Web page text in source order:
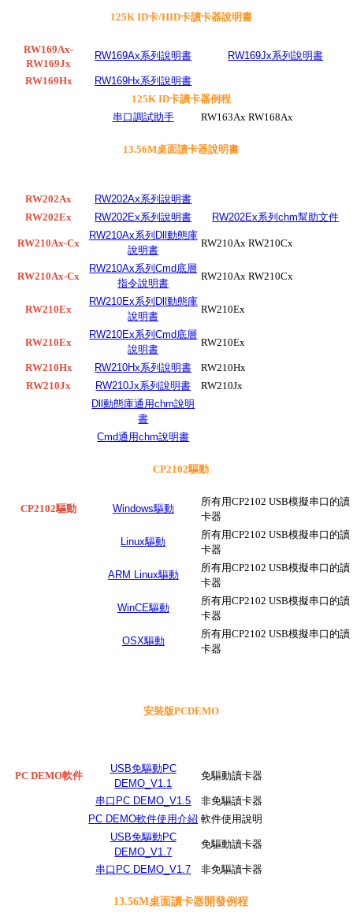
125K ID卡/HID卡讀卡器說明書
RW169Ax-
RW169Jx
RW169Ax系列說明書 RW169Jx系列說明書
RW169Hx
RW169Hx系列說明書
125K ID卡讀卡器例程
串口調試助手
RW163Ax RW168Ax
13.56M桌面讀卡器說明書
RW202Ax
RW202Ax系列說明書
RW202Ex
RW202Ex系列說明書 RW202Ex系列chm幫助文件
RW210Ax-Cx
RW210Ax系列Dll動態庫
說明書
RW210Ax RW210Cx
RW210Ax-Cx
RW210Ax系列Cmd底層
指令說明書
RW210Ax RW210Cx
RW210Ex
RW210Ex系列Dll動態庫
說明書
RW210Ex
RW210Ex
RW210Ex系列Cmd底層
說明書
RW210Ex
RW210Hx RW210Hx系列說明書
RW210Hx
RW210Jx
RW210Jx系列說明書
RW210Jx
Dll動態庫通用chm說明
書
Cmd通用chm說明書
CP2102驅動
CP2102驅動 Windows驅動
所有用CP2102 USB模擬串口的讀
卡器
Linux驅動
所有用CP2102 USB模擬串口的讀
卡器
ARM Linux驅動
所有用CP2102 USB模擬串口的讀
卡器
WinCE驅動
所有用CP2102 USB模擬串口的讀
卡器
OSX驅動
所有用CP2102 USB模擬串口的讀
卡器
安裝版PCDEMO
PC DEMO軟件
USB免驅動PC
DEMO_V1.1
免驅動讀卡器
串口PC DEMO_V1.5
非免驅讀卡器
PC DEMO軟件使用介紹 軟件使用說明
USB免驅動PC
DEMO_V1.7
免驅動讀卡器
串口PC DEMO_V1.7 非免驅讀卡器
13.56M桌面讀卡器開發例程